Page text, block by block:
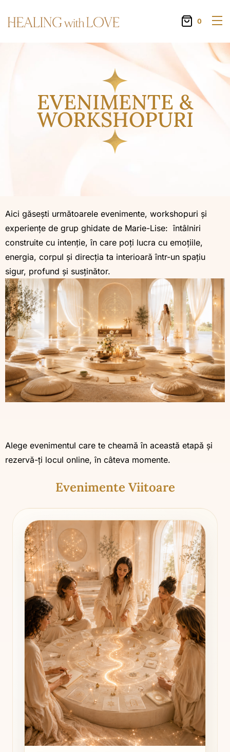
0
EVENIMENTE &
WORKSHOPURI
Aici găsești următoarele evenimente, workshopuri și
experiențe de grup ghidate de Marie-Lise: întâlniri
construite cu intenție, în care poți lucra cu emoțiile,
energia, corpul și direcția ta interioară într-un spațiu
sigur, profund și susținător.
Alege evenimentul care te cheamă în această etapă și
rezervă-ți locul online, în câteva momente.
Evenimente Viitoare